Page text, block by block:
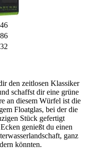
den zeitlosen Klassiker
schaffst dir eine grüne
an diesem Würfel ist die
Floatglas, bei der die
Stück gefertigt
genießt du einen
ganz
könnten.